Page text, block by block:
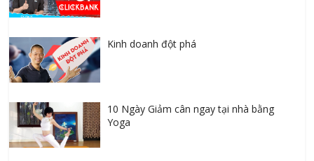
Kinh doanh đột phá
10 Ngày Giảm cân ngay tại nhà bằng
Yoga